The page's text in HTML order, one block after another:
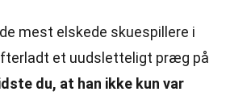
mest elskede skuespillere i
et uudsletteligt præg på
du, at han ikke kun var